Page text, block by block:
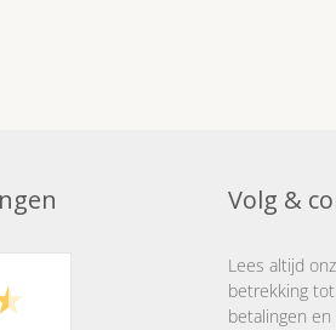
Volg &
Lees altijd
betrekking
betalingen en